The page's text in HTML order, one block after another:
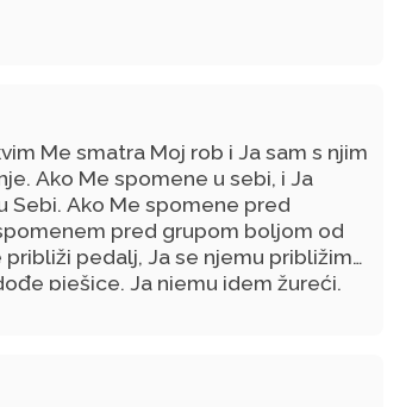
Me smatra Moj rob i Ja sam s njim
Ako Me spomene u sebi, i Ja
Sebi. Ako Me spomene pred
pred grupom boljom od
približi pedalj, Ja se njemu približim
pješice, Ja njemu idem žureći.